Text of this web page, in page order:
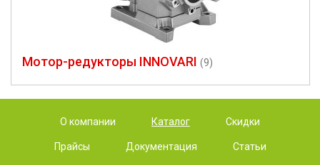
Мотор-редукторы INNOVARI (9)
О компании Каталог Скидки
Прайсы Документация Статьи